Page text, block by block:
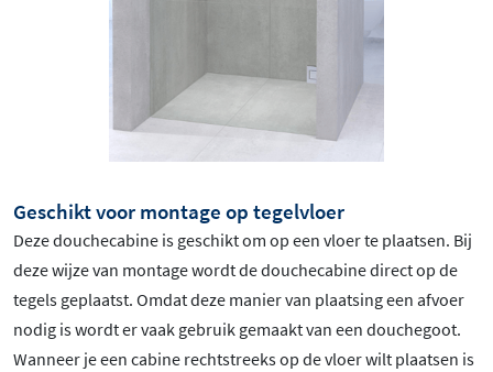
Geschikt voor montage op tegelvloer
Deze douchecabine is geschikt om op een vloer te plaatsen. Bij
deze wijze van montage wordt de douchecabine direct op de
tegels geplaatst. Omdat deze manier van plaatsing een afvoer
nodig is wordt er vaak gebruik gemaakt van een douchegoot.
Wanneer je een cabine rechtstreeks op de vloer wilt plaatsen is